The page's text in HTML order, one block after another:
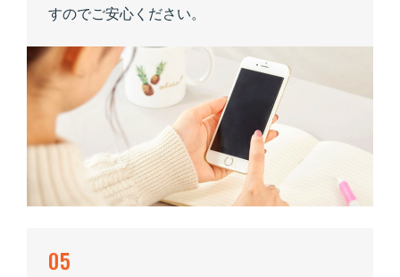
すのでご安心ください。
05